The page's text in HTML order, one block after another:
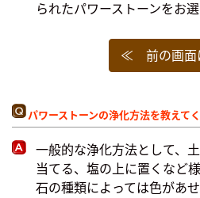
られたパワーストーンをお選
≪ 前の画面
パワーストーンの浄化方法を教えてく
一般的な浄化方法として、
当てる、塩の上に置くなど
石の種類によっては色があ